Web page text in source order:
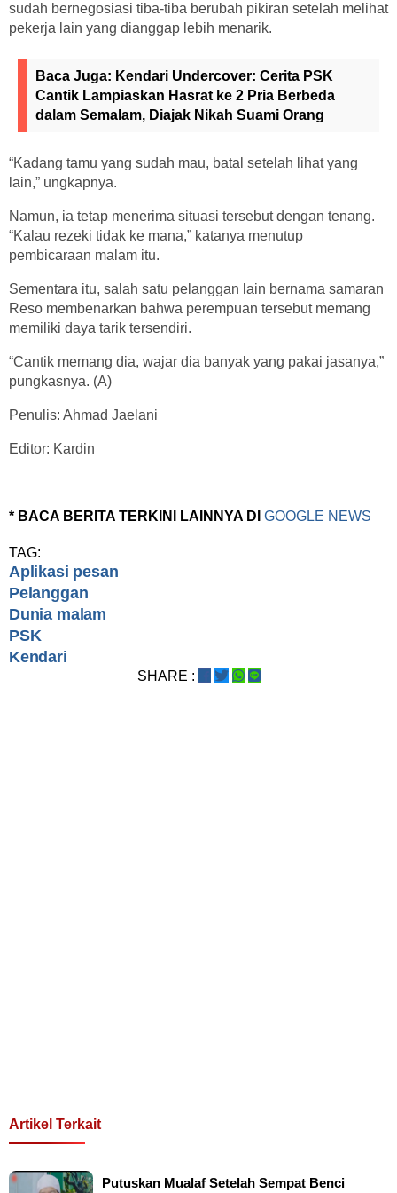
sudah bernegosiasi tiba-tiba berubah pikiran setelah melihat
pekerja lain yang dianggap lebih menarik.
Baca Juga: Kendari Undercover: Cerita PSK
Cantik Lampiaskan Hasrat ke 2 Pria Berbeda
dalam Semalam, Diajak Nikah Suami Orang
“Kadang tamu yang sudah mau, batal setelah lihat yang
lain,” ungkapnya.
Namun, ia tetap menerima situasi tersebut dengan tenang.
“Kalau rezeki tidak ke mana,” katanya menutup
pembicaraan malam itu.
Sementara itu, salah satu pelanggan lain bernama samaran
Reso membenarkan bahwa perempuan tersebut memang
memiliki daya tarik tersendiri.
“Cantik memang dia, wajar dia banyak yang pakai jasanya,”
pungkasnya. (A)
Penulis: Ahmad Jaelani
Editor: Kardin
* BACA BERITA TERKINI LAINNYA DI GOOGLE NEWS
TAG:
Aplikasi pesan
Pelanggan
Dunia malam
PSK
Kendari
SHARE :
Artikel Terkait
Putuskan Mualaf Setelah Sempat Benci